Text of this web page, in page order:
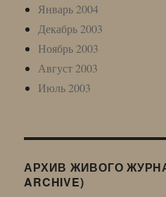
Январь 2004
Декабрь 2003
Ноябрь 2003
Август 2003
Июль 2003
АРХИВ ЖИВОГО
ARCHIVE)